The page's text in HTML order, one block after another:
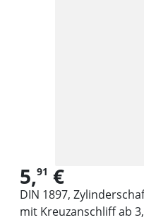
5,91 €
DIN 1897,
mit Kreuzanschliff ab